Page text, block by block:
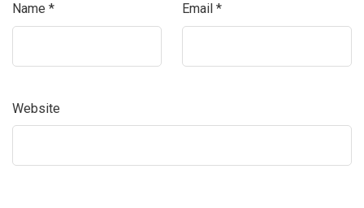
Name * Email *
Website